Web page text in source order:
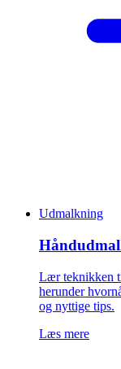
Udmalkning
Lær teknikken
herunder
og nyttige tips.
Læs mere